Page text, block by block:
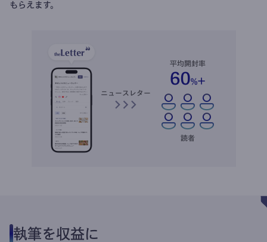
もらえます。
執筆を収益に